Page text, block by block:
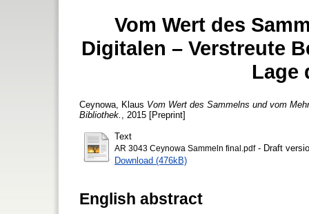
Vom Wert des
Digitalen – Verstreute
Lage
Ceynowa, Klaus Vom Wert des Sammelns und vom
Bibliothek.
, 2015 [Preprint]
Text
AR 3043 Ceynowa Sammeln final.pdf- Draft
Download (476kB)
English abstract